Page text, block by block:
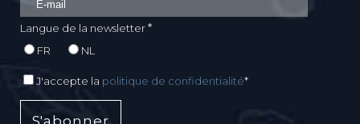
Langue de la newsletter*
FR NL
J'accepte la politique de confidentialité*